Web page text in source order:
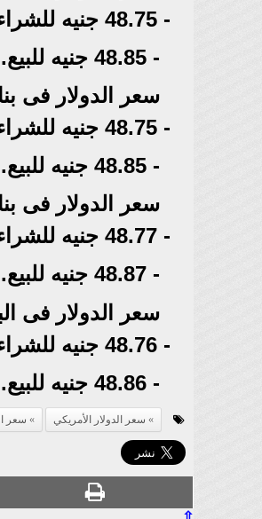
- 48.75 جنيه للشراء.
- 48.85 جنيه للبيع.
سعر الدولار فى
- 48.75 جنيه للشراء.
- 48.85 جنيه للبيع.
سعر الدولار فى
- 48.77 جنيه للشراء.
- 48.87 جنيه للبيع.
سعر الدولار فى
- 48.76 جنيه للشراء.
- 48.86 جنيه للبيع.
سعر الدولار الأمريكي سعر